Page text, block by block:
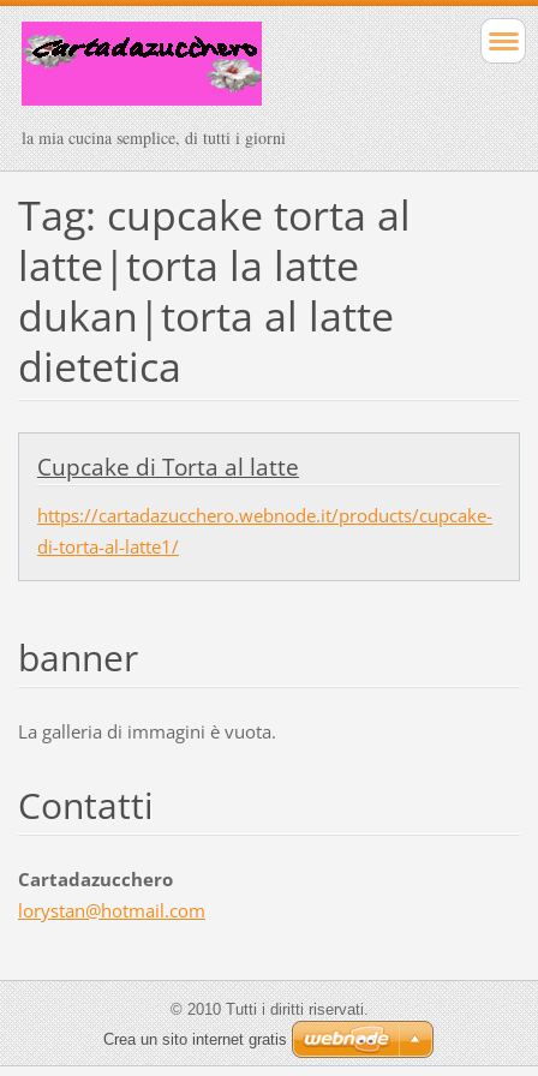
la mia cucina semplice, di tutti i giorni
Tag: cupcake torta al
latte|torta la latte
dukan|torta al latte
dietetica
Cupcake di Torta al latte
https://cartadazucchero.webnode.it/products/cupcake-
di-torta-al-latte1/
banner
La galleria di immagini è vuota.
Contatti
Cartadazucchero
lorystan@hotmail.com
© 2010 Tutti i diritti riservati.
Crea un sito internet gratis